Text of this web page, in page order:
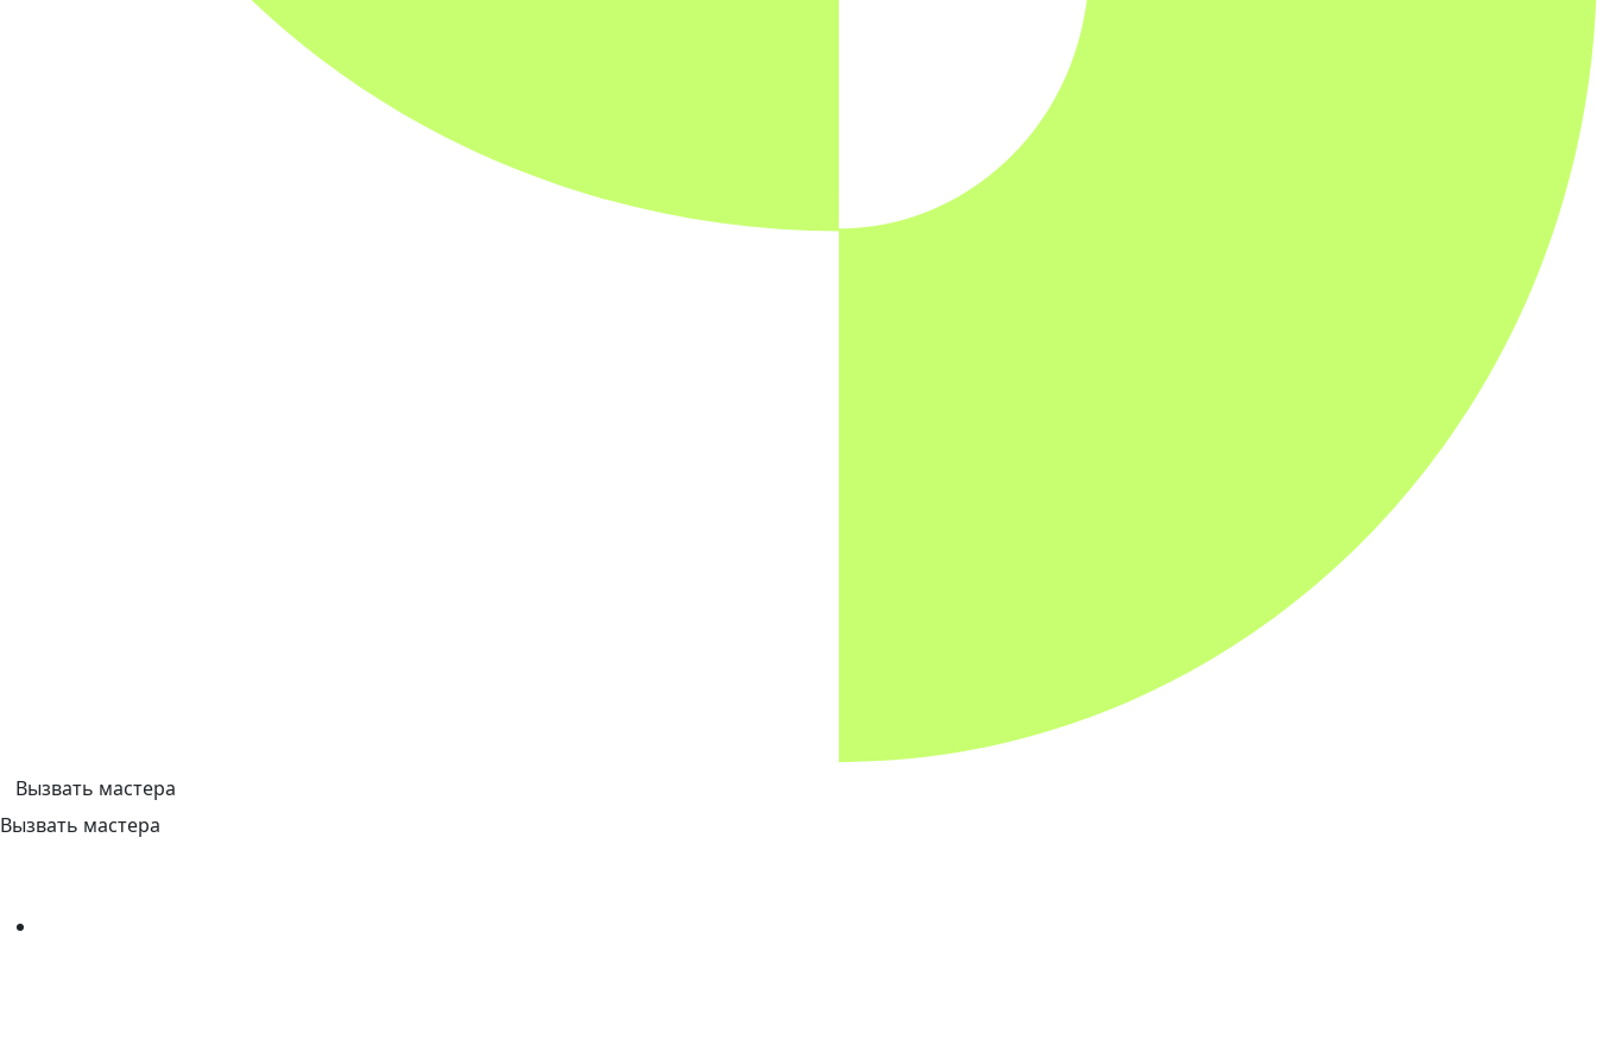
Вызвать мастера
Вызвать мастера